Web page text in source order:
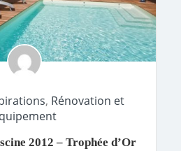
, Rénovation et
2012 – Trophée d’Or